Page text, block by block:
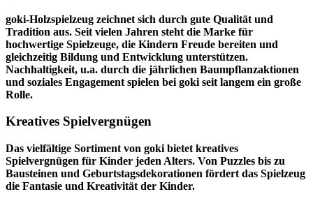
goki-Holzspielzeug zeichnet sich durch gute Qualität und
Tradition aus. Seit vielen Jahren steht die Marke für
hochwertige Spielzeuge, die Kindern Freude bereiten und
gleichzeitig Bildung und Entwicklung unterstützen.
Nachhaltigkeit, u.a. durch die jährlichen Baumpflanzaktionen
und soziales Engagement spielen bei goki seit langem ein große
Rolle.
Kreatives Spielvergnügen
Das vielfältige Sortiment von goki bietet kreatives
Spielvergnügen für Kinder jeden Alters. Von Puzzles bis zu
Bausteinen und Geburtstagsdekorationen fördert das Spielzeug
die Fantasie und Kreativität der Kinder.